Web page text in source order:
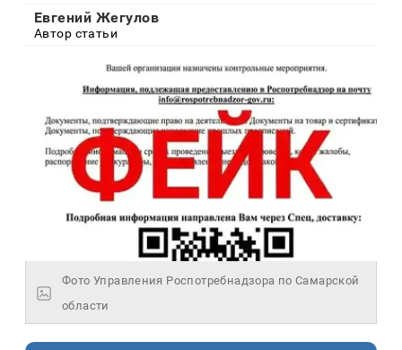
Евгений Жегулов
Автор статьи
Фото Управления Роспотребнадзора по Самарской
области